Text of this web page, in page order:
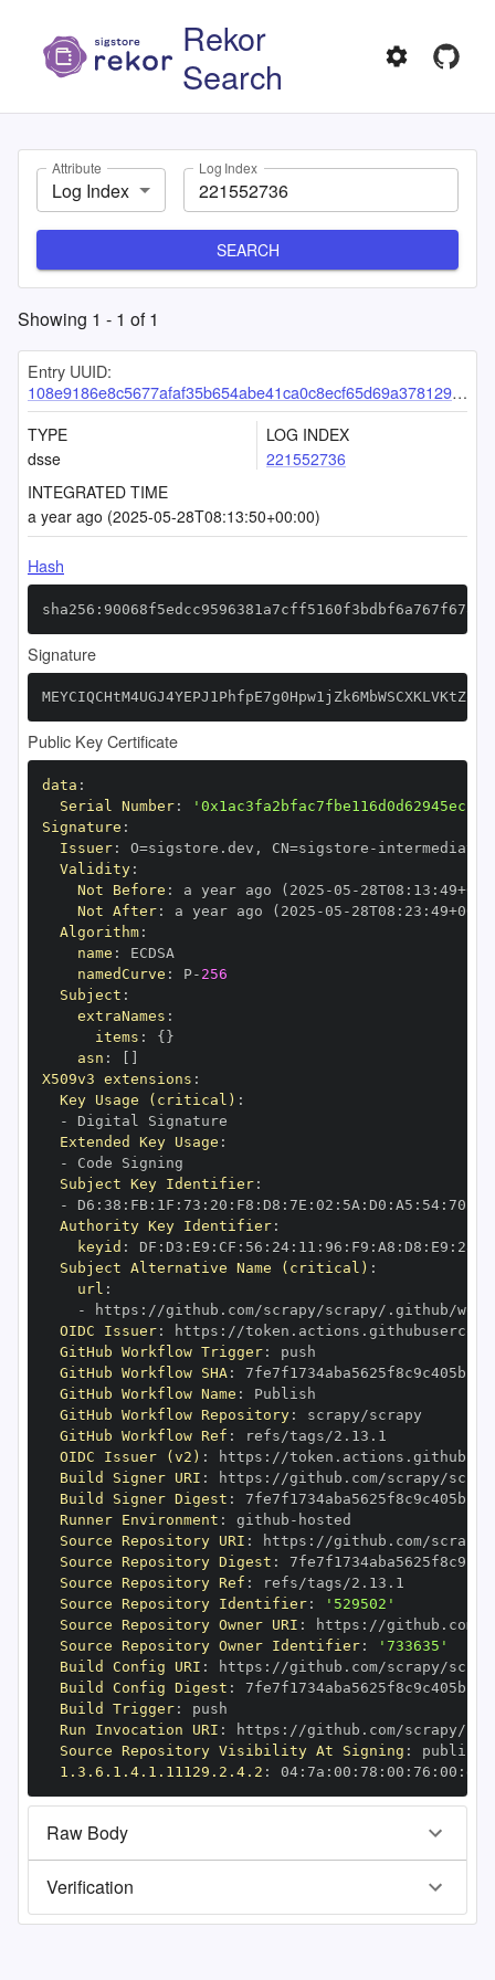
Rekor
Search
Attribute
Log Index
Log Index
SEARCH
Showing 1 - 1 of1
Entry UUID:
108e9186e8c5677afaf35b654abe41ca0c8ecf65d69a3781294bbbe325446cc4ceb9fba609d52856
TYPE
dsse
LOG INDEX
221552736
INTEGRATED TIME
a year ago (2025-05-28T08:13:50+00:00)
Hash
Signature
Public Key Certificate
data :
Serial Number:
Signature :
Issuer: O=sigstore.dev , CN=sigstore -
Validity:
Not Before : a year ago (2025 -05 - 28T08 : 13 : 49+00
Not After: a year ago (2025 -05 - 28T08 : 23 : 49+00
Algorithm:
name :
namedCurve : P- 256
Subject :
extraNames :
items : { }
asn :
X509v3 extensions :
Key Usage (critical) :
-
Extended Key Usage :
-
Subject Key Identifier:
-
D6 : 38 : FB: 1F : 73 : 20 : F8 : D8 : 7E : 02 : 5A : D0 : A5 : 54: 70
Authority Key Identifier:
keyid : DF : D3 : E9 : CF : 56 : 24: 11 : 96 : F9 : A8 : D8 : E9 : 28
Subject Alternative Name (critical) :
url :
-
https :
OIDC Issuer: https :
GitHub Workflow Trigger:
GitHub Workflow SHA:
GitHub Workflow Name :
GitHub Workflow Repository:
GitHub Workflow Ref :
OIDC Issuer (v2) : https :
Build Signer URI : https :
Build Signer Digest :
Runner Environment : github -
Source Repository URI : https :
Source Repository Digest :
Source Repository Ref :
Source Repository Identifier:
'529502'
Source Repository Owner URI : https :
Source Repository Owner Identifier:
'733635'
Build Config URI : https :
Build Config Digest :
Build Trigger:
Run Invocation URI : https :
Source Repository Visibility At Signing :
1.3.6.1.4.1.11129.2.4.2 : 04: 7a : 00 : 78 : 00 : 76 : 00 : dd
Raw Body
Verification